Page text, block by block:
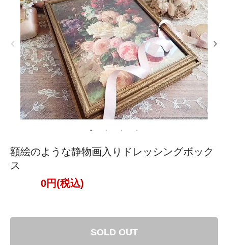
額絵のような静物画入りドレッシングボック
ス
0円(税込)
SOLD OUT